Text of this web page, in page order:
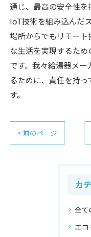
通じ、最高の安全性
IoT技術を組み込んだ
場所からでもリモー
な生活を実現するた
です。我々給湯器メ
るために、責任を持
す。
< 前のページ
カ
全て
エ